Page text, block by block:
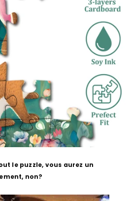
le puzzle, vous aurez un
non?